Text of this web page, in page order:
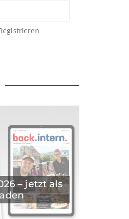
– jetzt als